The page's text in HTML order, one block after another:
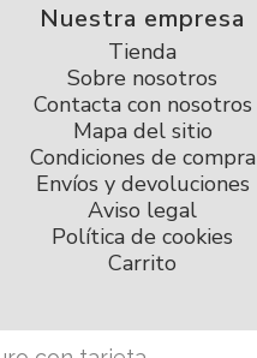
Nuestra empresa
Tienda
Sobre nosotros
Contacta con nosotros
Mapa del sitio
Condiciones de compra
Envíos y devoluciones
Aviso legal
Política de cookies
Carrito